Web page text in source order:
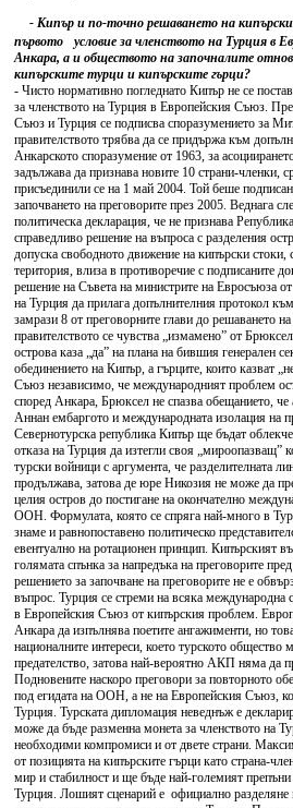
- Кипър и по-точно решаването на
първото условие за членството на Турция в
Анкара, а и обществото на започналите
кипърските турци и кипърските гърци?
- Чисто нормативно погледнато Кипър не се
за членството на Турция в Европейския Съюз.
Съюз и Турция се подписва споразумението за
правителството трябва да се придържа към
Анкарското споразумение от 1963, за
задължава да признава новите 10 страни-членки,
присъединили се на 1 май 2004. Той беше
започването на преговорите през 2005. Веднага
политическа декларация, че не признава
справедливо решение на въпроса с разделения
допуска свободното движение на кипърски стоки,
територия, влиза в противоречие с подписаните
решение на Съвета на министрите на Евросъюза
на Турция да прилага допълнителния протокол
замрази 8 от преговорните глави до решаването
правителството се чувства „измамено” от
острова каза „да” на плана на бившия генерален
обединението на Кипър, а гърците, които казват
Съюз независимо, че международният проблем
според Анкара, Брюксел не спазва обещанието, че
Аннан ембаргото и международната изолация на
Севернотурска република Кипър ще бъдат
отказа на Турция да изтегли своя „мироопазващ”
турски войници с аргумента, че разделителната
продължава, затова де юре Никозия не може да
целия остров до постигане на окончателно
ООН. Формулата, която се спряга най-много в
знаме и равнопоставено политическо
евентуално на ротационен принцип. Кипърският
голямата спънка за напредъка на преговорите
решението за започване на преговорите не е
въпрос. Турция се стреми на всяка международна
в Европейския Съюз от кипърския проблем.
Анкара да изпълнява поетите ангажименти, но
националните интереси, което турското общество
предателство, затова най-вероятно АКП няма да
Подновените наскоро преговори за повторното
под егидата на ООН, а не на Европейския Съюз,
Турция. Турската дипломация неведнъж е
може да бъде разменна монета за членството на
необходими компромиси и от двете страни.
от позицията на кипърските гърци като страна-
мир и стабилност и ще бъде най-големият препъни
Турция. Лошият сценарий е официално разделяне